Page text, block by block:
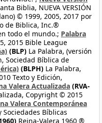
Biblia, NUEVA VERSIÓN
© 1999, 2005, 2017 por
de Biblica, Inc.®
todo el mundo.; Palabra
2015 Bible League
(BLP) La Palabra, (versión
Sociedad Bíblica de
(BLPH) La Palabra,
Texto y Edición,
Valera Actualizada (RVA-
Copyright © 2015
Valera Contemporánea
Bíblicas
Reina-Valera 1960 ®